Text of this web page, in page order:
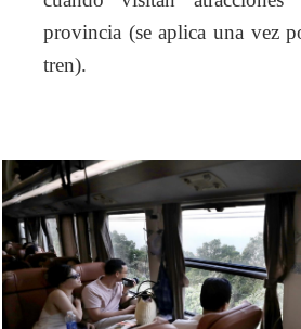
provincia (se aplica una vez
tren).